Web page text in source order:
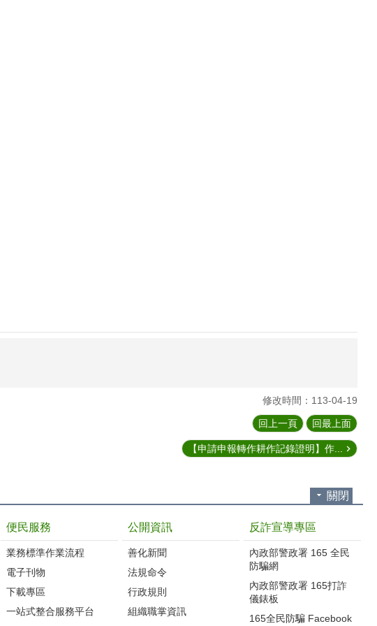
修改時間：113-04-19
回上一頁 回最上面
【申請申報轉作耕作記錄證明】作...
關閉
便民服務
業務標準作業流程‭
電子刊物
下載專區
一站式整合服務平台
公開資訊
善化新聞
法規命令
行政規則
組織職掌資訊
反詐宣導專區
內政部警政署 165 全民
防騙網
內政部警政署 165打詐
儀錶板
165全民防騙 Facebook